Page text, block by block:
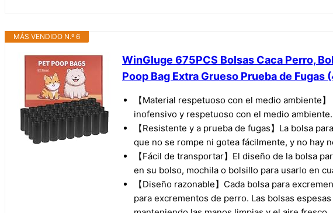
MÁS VENDIDO N.º 6
WinGluge 675PCS Bolsas Caca Perro,
Poop Bag Extra Grueso Prueba de Fugas
【Material respetuoso con el medio ambiente
inofensivo y respetuoso con el medio ambiente.
【Resistente y a prueba de fugas】La bolsa
que no se rompe ni gotea fácilmente, y no hay
【Fácil de transportar】El diseño de la bolsa
en su bolso, mochila o bolsillo para usarlo en
【Diseño razonable】Cada bolsa para
para excrementos de perro. Las bolsas